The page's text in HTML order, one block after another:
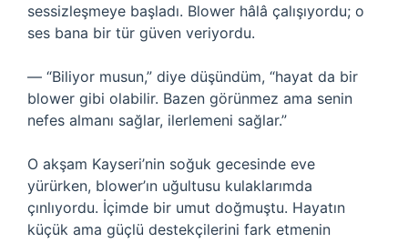
sessizleşmeye başladı. Blower hâlâ çalışıyordu; o
ses bana bir tür güven veriyordu.
— “Biliyor musun,” diye düşündüm, “hayat da bir
blower gibi olabilir. Bazen görünmez ama senin
nefes almanı sağlar, ilerlemeni sağlar.”
O akşam Kayseri’nin soğuk gecesinde eve
yürürken, blower’ın uğultusu kulaklarımda
çınlıyordu. İçimde bir umut doğmuştu. Hayatın
küçük ama güçlü destekçilerini fark etmenin